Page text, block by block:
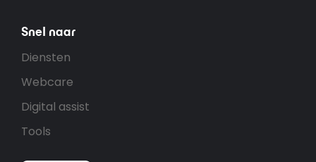
Snel naar
Diensten
Webcare
Digital assist
Tools